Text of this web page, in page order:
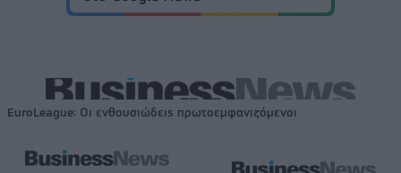
EuroLeague: Οι ενθουσιώδεις πρωτοεμφανιζόμενοι